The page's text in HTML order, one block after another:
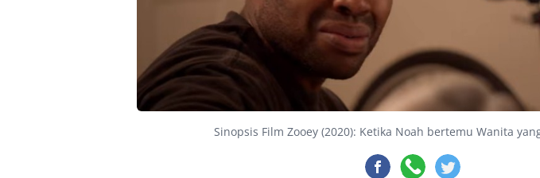
Sinopsis Film Zooey (2020): Ketika Noah bertemu Wanita